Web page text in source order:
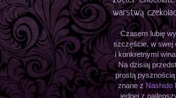
warstwą
Czasem lubię
szczęście, w swej
i konkretnymi
Na dzisiaj
prostą pysznością
znane z Nashido
jednej z